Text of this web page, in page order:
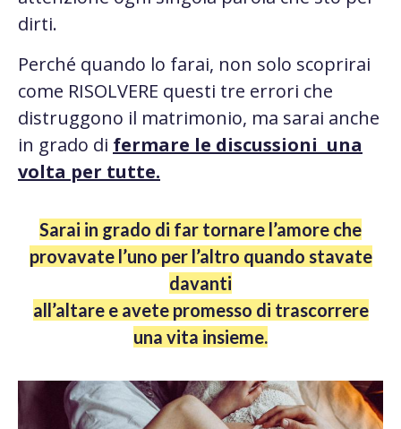
dirti.
Perché quando lo farai, non solo scoprirai
come RISOLVERE questi tre errori che
distruggono il matrimonio, ma sarai anche
in grado di fermare le discussioni una
volta per tutte.
Sarai in grado di far tornare l’amore che
provavate l’uno per l’altro quando stavate
davanti
all’altare e avete promesso di trascorrere
una vita insieme.